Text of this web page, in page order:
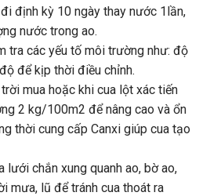
định kỳ 10 ngày thay nước 1lần,
nước trong ao.
tra các yếu tố môi trường như: độ
để kịp thời điều chỉnh.
mua hoặc khi cua lột xác tiến
2 kg/100m2 để nâng cao và ổn
thời cung cấp Canxi giúp cua tạo
lưới chắn xung quanh ao, bờ ao,
mưa, lũ để tránh cua thoát ra